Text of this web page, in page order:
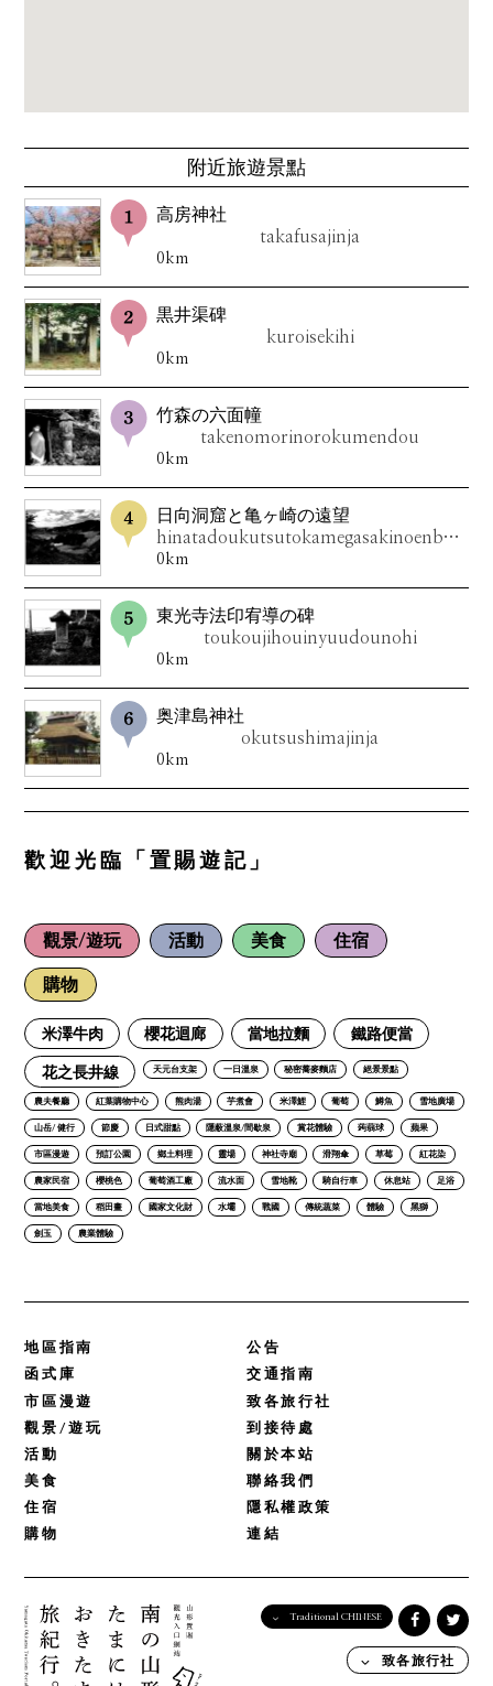
附近旅遊景點
高房神社
takafusajinja
0km
黒井渠碑
kuroisekihi
0km
竹森の六面幢
takenomorinorokumendou
0km
日向洞窟と亀ヶ崎の遠望
hinatadoukutsutokamegasakinoenbou
0km
東光寺法印宥導の碑
toukoujihouinyuudounohi
0km
奥津島神社
okutsushimajinja
0km
歡迎光臨「置賜遊記」
觀景/遊玩 活動 美食 住宿
購物
米澤牛肉 櫻花迴廊 當地拉麵 鐵路便當
花之長井線 天元台支架 一日溫泉 秘密蕎麥麵店 絕景景點
農夫餐廳 紅葉購物中心 熊肉湯 芋煮會 米澤鯉 葡萄 鱒魚 雪地廣場
山岳/ 健行 節慶 日式甜點 隱蔽溫泉/間歇泉 賞花體驗 蒟蒻球 蘋果
市區漫遊 預訂公園 鄉土料理 靈場 神社寺廟 滑翔傘 草莓 紅花染
農家民宿 櫻桃色 葡萄酒工廠 流水面 雪地靴 騎自行車 休息站 足浴
當地美食 稻田畫 國家文化財 水壩 戰國 傳統蔬菜 體驗 黑獅
劍玉 農業體驗
地區指南
函式庫
市區漫遊
觀景/遊玩
活動
美食
住宿
購物
公告
交通指南
致各旅行社
到接待處
關於本站
聯絡我們
隱私權政策
連結
Traditional CHINESE
English
致各旅行社